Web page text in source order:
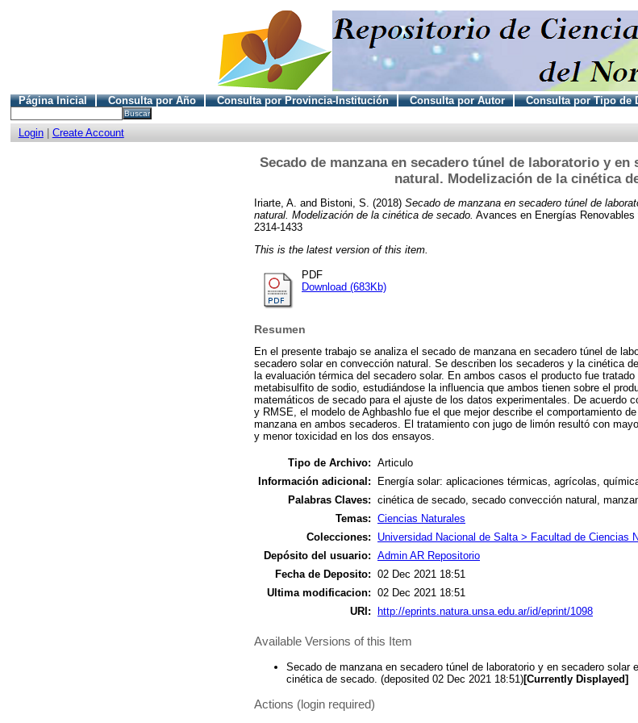
Página Inicial Consulta por Año Consulta por Provincia-Institución Consulta por Autor Consulta por Tipo de
Login| Create Account
Secado de manzana en secadero túnel de laboratorio y
natural. Modelización de la cinética
Iriarte, A. and Bistoni, S. (2018) Secado de manzana en secadero túnel de
natural. Modelización de la cinética de secado. Avances en Energías
2314-1433
This is the latest version of this item.
PDF
Download (683Kb)
Resumen
En el presente trabajo se analiza el secado de manzana en secadero túnel de
secadero solar en convección natural. Se describen los secaderos y la cinética
la evaluación térmica del secadero solar. En ambos casos el producto fue
metabisulfito de sodio, estudiándose la influencia que ambos tienen sobre el
matemáticos de secado para el ajuste de los datos experimentales. De acuerdo
y RMSE, el modelo de Aghbashlo fue el que mejor describe el comportamiento
manzana en ambos secaderos. El tratamiento con jugo de limón resultó con
y menor toxicidad en los dos ensayos.
Tipo de Archivo: Articulo
Información adicional:
Energía solar: aplicaciones térmicas, agrícolas,
Palabras Claves: cinética de secado, secado convección natural,
Temas: Ciencias Naturales
Colecciones:
Universidad Nacional de Salta > Facultad de Ciencias
Depósito del usuario: Admin AR Repositorio
Fecha de Deposito: 02 Dec 2021 18:51
Ultima modificacion: 02 Dec 2021 18:51
URI:
http://eprints.natura.unsa.edu.ar/id/eprint/1098
Available Versions of this Item
Secado de manzana en secadero túnel de laboratorio y en secadero solar
cinética de secado. (deposited 02 Dec 2021 18:51)[Currently Displayed]
Actions (login required)